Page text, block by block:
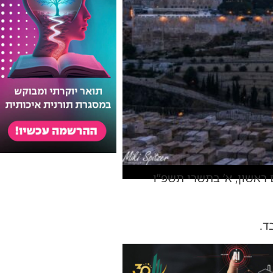
א’ בתשרי תשפ”ו